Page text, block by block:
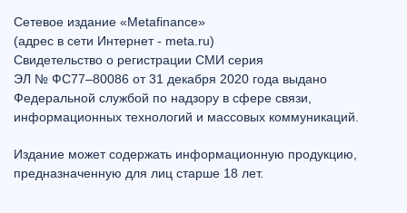
Сетевое издание «Metafinance»
(адрес в сети Интернет - meta.ru)
Свидетельство о регистрации СМИ серия
ЭЛ № ФС77–80086 от 31 декабря 2020 года выдано
Федеральной службой по надзору в сфере связи,
информационных технологий и массовых коммуникаций.
Издание может содержать информационную продукцию,
предназначенную для лиц старше 18 лет.